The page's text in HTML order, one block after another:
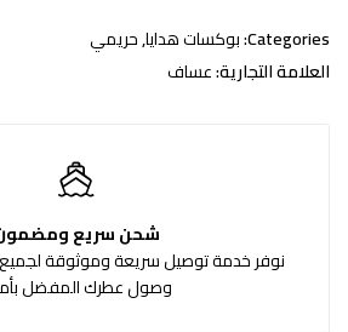
Categories: بوكسات هدايا,حريمي
العلامة التجارية:عساف
شحن سريع
نوفر خدمة توصيل سريعة وموثوقة
وصول عطرك المفضل